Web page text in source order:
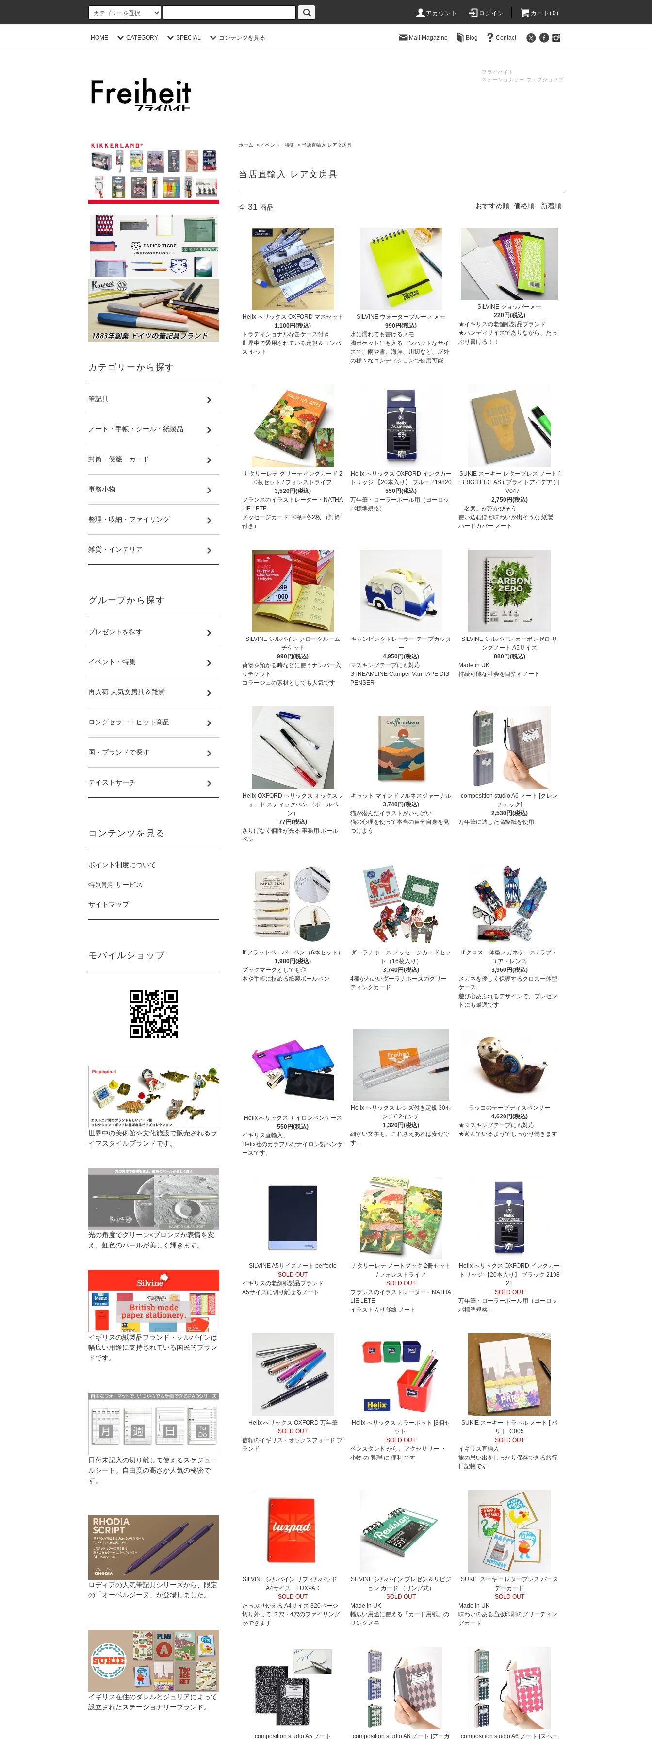
アカウント ログイン カート(0)
HOME CATEGORY SPECIAL コンテンツを見る Mail Magazine Blog Contact
フライハイト
ステーショナリー ウェブショップ
ホーム > イベント・特集 > 当店直輸入 レア文房具
当店直輸入 レア文房具
全 31 商品 おすすめ順 価格順 新着順
Helix へリックス OXFORD マスセット
1,100円(税込)
トラディショナルな缶ケース付き
世界中で愛用されている定規＆コンパ
ス セット
SILVINE ウォータープルーフ メモ
990円(税込)
水に濡れても書けるメモ
胸ポケットにも入るコンパクトなサイ
ズで、雨や雪、海岸、川辺など、屋外
の様々なコンディションで使用可能
SILVINE ショッパーメモ
220円(税込)
★イギリスの老舗紙製品ブランド
★ハンディサイズでありながら、たっ
ぷり書ける！！
ナタリーレテ グリーティングカード 2
0枚セット / フォレストライフ
3,520円(税込)
フランスのイラストレーター・NATHA
LIE LETE
メッセージカード 10柄×各2枚 （封筒
付き）
Helix へリックス OXFORD インクカー
トリッジ 【20本入り】 ブルー 219820
550円(税込)
万年筆・ローラーボール用（ヨーロッ
パ標準規格）
SUKIE スーキー レタープレス ノート [
BRIGHT IDEAS ( ブライトアイデア ) ]
V047
2,750円(税込)
「名案」が浮かびそう
使い込むほど味わいが出そうな 紙製
ハードカバー ノート
SILVINE シルバイン クロークルーム
チケット
990円(税込)
荷物を預かる時などに使うナンバー入
りチケット
コラージュの素材としても人気です
キャンピングトレーラー テープカッタ
ー
4,950円(税込)
マスキングテープにも対応
STREAMLINE Camper Van TAPE DIS
PENSER
SILVINE シルバイン カーボンゼロ リ
ングノート A5サイズ
880円(税込)
Made in UK
持続可能な社会を目指すノート
Helix OXFORD ヘリックス オックスフ
ォード スティックペン （ボールペ
ン）
77円(税込)
さりげなく個性が光る 事務用 ボール
ペン
キャット マインドフルネスジャーナル
3,740円(税込)
猫が潜んだイラストがいっぱい
猫の心理を使って本当の自分自身を見
つけよう
composition studio A6 ノート [グレン
チェック]
2,530円(税込)
万年筆に適した高級紙を使用
if フラットペーパーペン（6本セット）
1,980円(税込)
ブックマークとしても◎
本や手帳に挟める紙製ボールペン
ダーラナホース メッセージカードセッ
ト（16枚入り）
3,740円(税込)
4種かわいいダーラナホースのグリー
ティングカード
if クロス一体型メガネケース / ラブ・
ユア・レンズ
3,960円(税込)
メガネを優しく保護するクロス一体型
ケース
遊び心あふれるデザインで、プレゼン
トにも最適です
Helix へリックス ナイロンペンケース
550円(税込)
イギリス直輸入、
Helix社のカラフルなナイロン製ペンケ
ースです。
Helix ヘリックス レンズ付き定規 30セ
ンチ/12インチ
1,320円(税込)
細かい文字も、これさえあれば安心で
す！
ラッコのテープディスペンサー
4,620円(税込)
★マスキングテープにも対応
★遊んでいるようでしっかり働きます
SILVINE A5サイズノート perfecto
SOLD OUT
イギリスの老舗紙製品ブランド
A5サイズに切り離せるノート
ナタリーレテ ノートブック 2冊セット
/ フォレストライフ
SOLD OUT
フランスのイラストレーター・NATHA
LIE LETE
イラスト入り罫線 ノート
Helix へリックス OXFORD インクカー
トリッジ 【20本入り】 ブラック 2198
21
SOLD OUT
万年筆・ローラーボール用（ヨーロッ
パ標準規格）
Helix へリックス OXFORD 万年筆
SOLD OUT
信頼のイギリス・オックスフォード ブ
ランド
Helix へリックス カラーポット [3個セ
ット]
SOLD OUT
ペンスタンド から、アクセサリー ・
小物 の 整理 に 便利 です
SUKIE スーキー トラベル ノート [ パ
リ ] C005
SOLD OUT
イギリス直輸入
旅の思い出をしっかり保存できる旅行
日記帳です
SILVINE シルバイン リフィルパッド
A4サイズ LUXPAD
SOLD OUT
たっぷり使える A4サイズ 320ページ
切り外して ２穴・4穴のファイリング
ができます
SILVINE シルバイン プレゼン＆リビジ
ョン カード （リング式）
SOLD OUT
Made in UK
幅広い用途に使える「カード用紙」の
リングメモ
SUKIE スーキー レタープレス バース
デーカード
SOLD OUT
Made in UK
味わいのある凸版印刷のグリーティン
グカード
composition studio A5 ノート composition studio A6 ノート [アーガ composition studio A6 ノート [スペー
カテゴリーから探す
筆記具
ノート・手帳・シール・紙製品
封筒・便箋・カード
事務小物
整理・収納・ファイリング
雑貨・インテリア
グループから探す
プレゼントを探す
イベント・特集
再入荷 人気文房具＆雑貨
ロングセラー・ヒット商品
国・ブランドで探す
テイストサーチ
コンテンツを見る
ポイント制度について
特別割引サービス
サイトマップ
モバイルショップ
世界中の美術館や文化施設で販売されるラ
イフスタイルブランドです。
光の角度でグリーン×ブロンズが表情を変
え、虹色のパールが美しく輝きます。
イギリスの紙製品ブランド・シルバインは
幅広い用途に支持されている国民的ブラン
ドです。
日付未記入の切り離して使えるスケジュー
ルシート。自由度の高さが人気の秘密で
す。
ロディアの人気筆記具シリーズから、限定
の「オーベルジーヌ」が登場しました。
イギリス在住のダレルとジュリアによって
設立されたステーショナリーブランド。